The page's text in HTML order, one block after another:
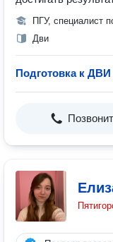
ПГУ, специалист
Дви
Подготовка к